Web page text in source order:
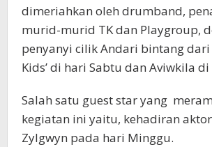
dimeriahkan oleh drumband,
murid-murid TK dan Playgroup,
penyanyi cilik Andari bintang dari
Kids’ di hari Sabtu dan Aviwkila
Salah satu guest star yang
kegiatan ini yaitu, kehadiran
Zylgwyn pada hari Minggu.